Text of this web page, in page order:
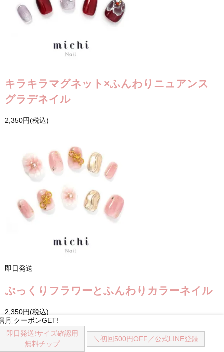
キラキラマグネット×ふんわりニュアンス
グラデネイル
2,350円(税込)
即日発送
ぷっくりフラワーとふんわりカラーネイル
2,350円(税込)
割引クーポンGET!
即日発送!サイズ確認用
無料チップ
＼初回500円OFF／公式LINE登録